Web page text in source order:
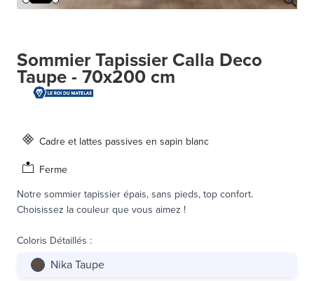
Sommier Tapissier Calla Deco
Taupe - 70x200 cm
Cadre et lattes passives en sapin blanc
Ferme
Notre sommier tapissier épais, sans pieds, top confort.
Choisissez la couleur que vous aimez !
Coloris Détaillés :
Nika Taupe